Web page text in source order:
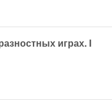
играх. I